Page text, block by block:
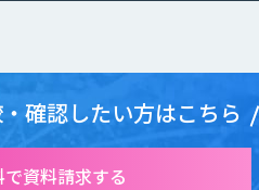
確認したい方はこちら
資料請求する